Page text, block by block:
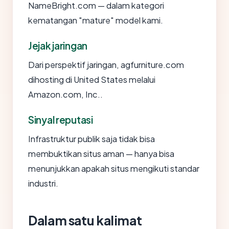
NameBright.com — dalam kategori
kematangan "mature" model kami.
Jejak jaringan
Dari perspektif jaringan, agfurniture.com
dihosting di United States melalui
Amazon.com, Inc..
Sinyal reputasi
Infrastruktur publik saja tidak bisa
membuktikan situs aman — hanya bisa
menunjukkan apakah situs mengikuti standar
industri.
Dalam satu kalimat